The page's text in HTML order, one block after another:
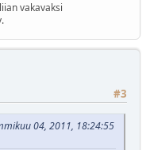
vakavaksi
#3
04, 2011, 18:24:55